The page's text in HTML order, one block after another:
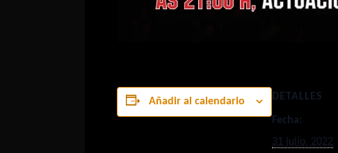
Añadir al calendario DETALLES
Fecha:
31 julio, 2022